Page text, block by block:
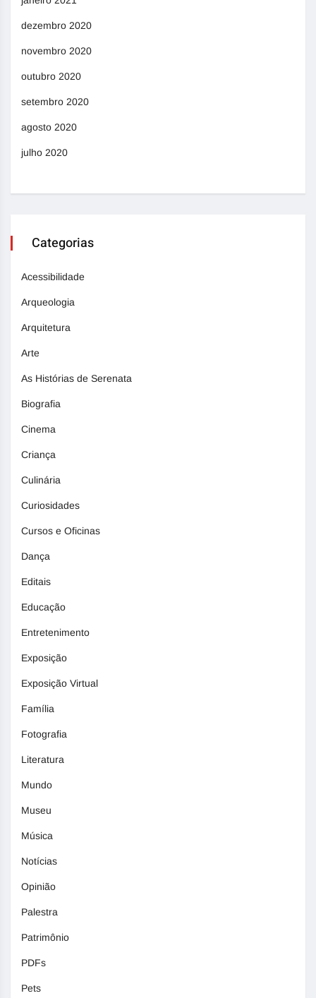
dezembro 2020
novembro 2020
outubro 2020
setembro 2020
agosto 2020
julho 2020
Categorias
Acessibilidade
Arqueologia
Arquitetura
Arte
As Histórias de Serenata
Biografia
Cinema
Criança
Culinária
Curiosidades
Cursos e Oficinas
Dança
Editais
Educação
Entretenimento
Exposição
Exposição Virtual
Família
Fotografia
Literatura
Mundo
Museu
Música
Notícias
Opinião
Palestra
Patrimônio
PDFs
Pets